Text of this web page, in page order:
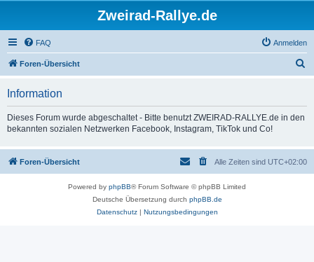
Zweirad-Rallye.de
FAQ Anmelden
Foren-Übersicht
Information
Dieses Forum wurde abgeschaltet - Bitte benutzt ZWEIRAD-RALLYE.de in den
bekannten sozialen Netzwerken Facebook, Instagram, TikTok und Co!
Foren-Übersicht Alle Zeiten sind UTC+02:00
Powered by phpBB® Forum Software © phpBB Limited
Deutsche Übersetzung durch phpBB.de
Datenschutz| Nutzungsbedingungen